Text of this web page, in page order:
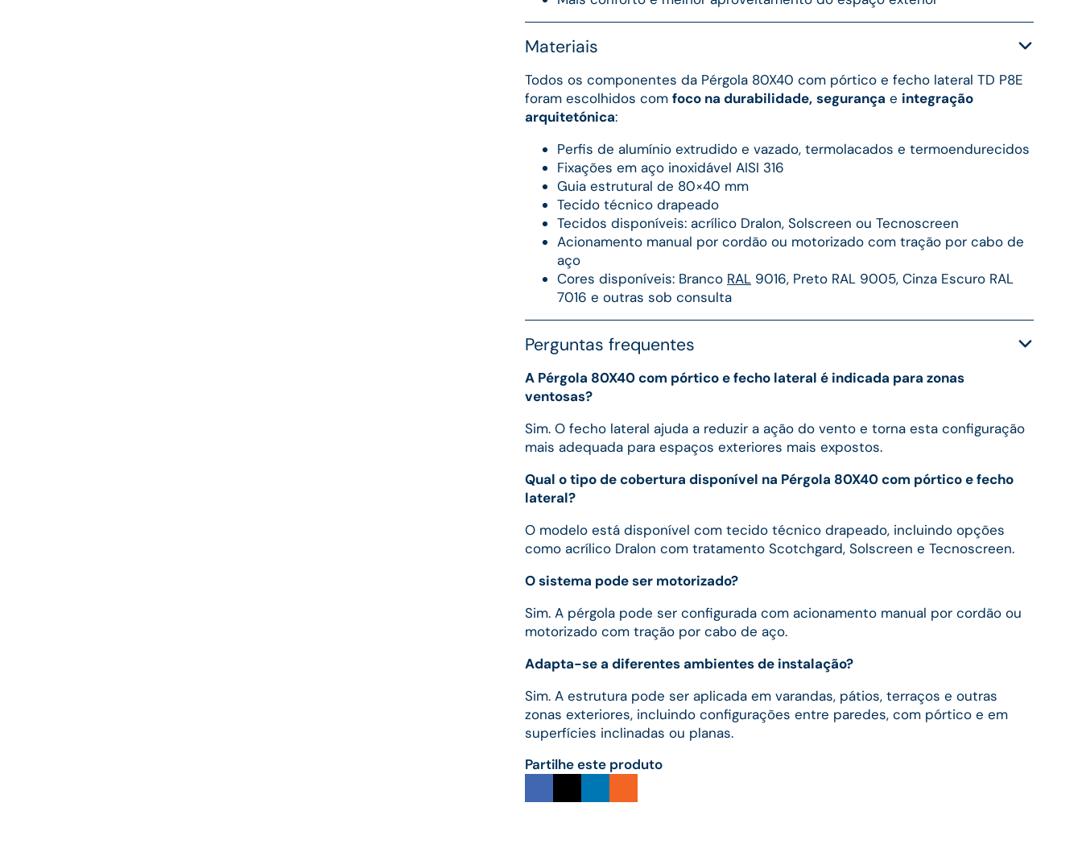
Materiais
Todos os componentes da Pérgola 80X40 com pórtico e fecho lateral TD P8E
foram escolhidos comfoco na durabilidade, segurançaeintegração
arquitetónica:
Perfis de alumínio extrudido e vazado, termolacados e termoendurecidos
Fixações em aço inoxidável AISI 316
Guia estrutural de 80×40 mm
Tecido técnico drapeado
Tecidos disponíveis: acrílico Dralon, Solscreen ou Tecnoscreen
Acionamento manual por cordão ou motorizado com tração por cabo de
aço
Cores disponíveis: Branco RAL 9016, Preto RAL 9005, Cinza Escuro RAL
7016 e outras sob consulta
Perguntas frequentes
A Pérgola 80X40 com pórtico e fecho lateral é indicada para zonas
ventosas?
Sim. O fecho lateral ajuda a reduzir a ação do vento e torna esta configuração
mais adequada para espaços exteriores mais expostos.
Qual o tipo de cobertura disponível na Pérgola 80X40 com pórtico e fecho
lateral?
O modelo está disponível com tecido técnico drapeado, incluindo opções
como acrílico Dralon com tratamento Scotchgard, Solscreen e Tecnoscreen.
O sistema pode ser motorizado?
Sim. A pérgola pode ser configurada com acionamento manual por cordão ou
motorizado com tração por cabo de aço.
Adapta-se a diferentes ambientes de instalação?
Sim. A estrutura pode ser aplicada em varandas, pátios, terraços e outras
zonas exteriores, incluindo configurações entre paredes, com pórtico e em
superfícies inclinadas ou planas.
Partilhe este produto